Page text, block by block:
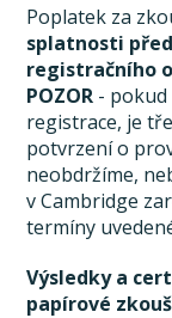
Poplatek za
splatnosti
registračního
POZOR -
registrace, je
potvrzení o
neobdržíme,
v Cambridge
termíny
Výsledky a
papírové